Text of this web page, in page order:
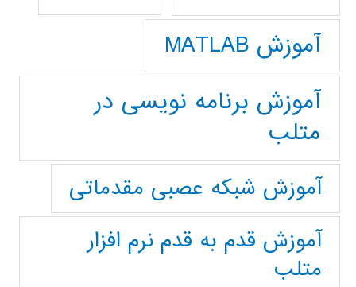
آموزش MATLAB
آموزش برنامه نویسی در
متلب
آموزش شبکه عصبی مقدماتی
آموزش قدم به قدم نرم افزار
متلب